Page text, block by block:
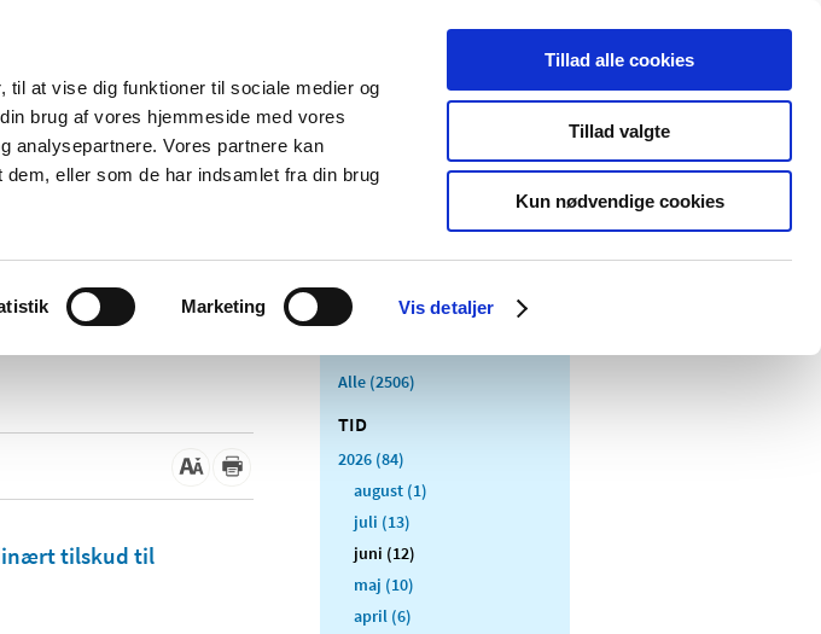
at vise dig funktioner til sociale medier og
brug af vores hjemmeside med vores
analysepartnere. Vores partnere kan
eller som de har indsamlet fra din brug
Marketing Vis detaljer
Tillad alle cookies
Tillad valgte
Kun nødvendige cookies
Nyheder Om os Kontakt Udgivelser
Apoteker og salg af
Medicinsk
Særlige
produktområder
tilskud til
Alle (2506)
TID
2026 (84)
august (1)
juli (13)
juni (12)
maj (10)
april (6)